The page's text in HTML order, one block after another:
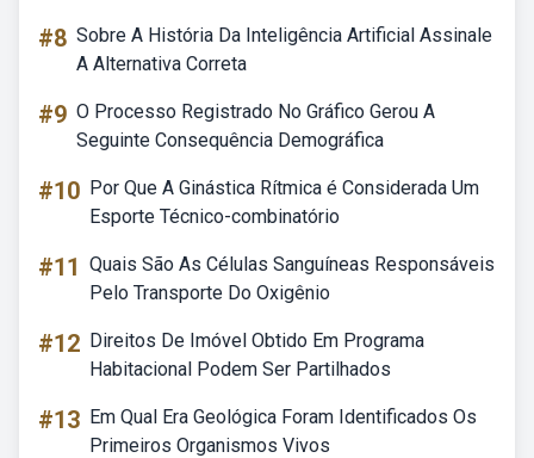
#8 Sobre A História Da Inteligência Artificial Assinale
A Alternativa Correta
#9 O Processo Registrado No Gráfico Gerou A
Seguinte Consequência Demográfica
#10 Por Que A Ginástica Rítmica é Considerada Um
Esporte Técnico-combinatório
#11 Quais São As Células Sanguíneas Responsáveis
Pelo Transporte Do Oxigênio
#12 Direitos De Imóvel Obtido Em Programa
Habitacional Podem Ser Partilhados
#13 Em Qual Era Geológica Foram Identificados Os
Primeiros Organismos Vivos